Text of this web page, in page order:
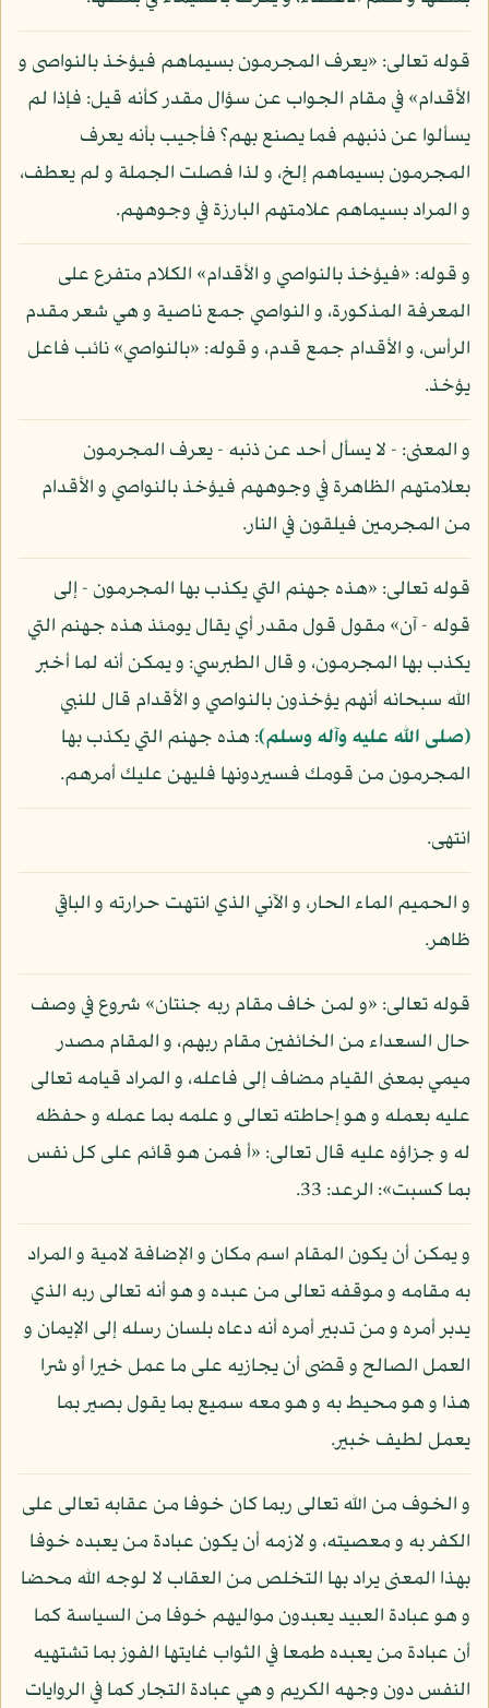
قوله تعالى: «يعرف المجرمون بسيماهم فيؤخذ بالنواصى و
الأقدام» في مقام الجواب عن سؤال مقدر كأنه قيل: فإذا لم
يسألوا عن ذنبهم فما يصنع بهم؟ فأجيب بأنه يعرف
المجرمون بسيماهم إلخ، و لذا فصلت الجملة و لم يعطف،
و المراد بسيماهم علامتهم البارزة في وجوههم.
و قوله: «فيؤخذ بالنواصي و الأقدام» الكلام متفرع على
المعرفة المذكورة، و النواصي جمع ناصية و هي شعر مقدم
الرأس، و الأقدام جمع قدم، و قوله: «بالنواصي» نائب فاعل
يؤخذ.
و المعنى: - لا يسأل أحد عن ذنبه - يعرف المجرمون
بعلامتهم الظاهرة في وجوههم فيؤخذ بالنواصي و الأقدام
من المجرمين فيلقون في النار.
قوله تعالى: «هذه جهنم التي يكذب بها المجرمون - إلى
قوله - آن» مقول قول مقدر أي يقال يومئذ هذه جهنم التي
يكذب بها المجرمون، و قال الطبرسي: و يمكن أنه لما أخبر
الله سبحانه أنهم يؤخذون بالنواصي و الأقدام قال للنبي
(صلى الله عليه وآله وسلم): هذه جهنم التي يكذب بها
المجرمون من قومك فسيردونها فليهن عليك أمرهم.
انتهى.
و الحميم الماء الحار، و الآني الذي انتهت حرارته و الباقي
ظاهر.
قوله تعالى: «و لمن خاف مقام ربه جنتان» شروع في وصف
حال السعداء من الخائفين مقام ربهم، و المقام مصدر
ميمي بمعنى القيام مضاف إلى فاعله، و المراد قيامه تعالى
عليه بعمله و هو إحاطته تعالى و علمه بما عمله و حفظه
له و جزاؤه عليه قال تعالى: «أ فمن هو قائم على كل نفس
بما كسبت»: الرعد: 33.
و يمكن أن يكون المقام اسم مكان و الإضافة لامية و المراد
به مقامه و موقفه تعالى من عبده و هو أنه تعالى ربه الذي
يدبر أمره و من تدبير أمره أنه دعاه بلسان رسله إلى الإيمان و
العمل الصالح و قضى أن يجازيه على ما عمل خيرا أو شرا
هذا و هو محيط به و هو معه سميع بما يقول بصير بما
يعمل لطيف خبير.
و الخوف من الله تعالى ربما كان خوفا من عقابه تعالى على
الكفر به و معصيته، و لازمه أن يكون عبادة من يعبده خوفا
بهذا المعنى يراد بها التخلص من العقاب لا لوجه الله محضا
و هو عبادة العبيد يعبدون مواليهم خوفا من السياسة كما
أن عبادة من يعبده طمعا في الثواب غايتها الفوز بما تشتهيه
النفس دون وجهه الكريم و هي عبادة التجار كما في الروايات